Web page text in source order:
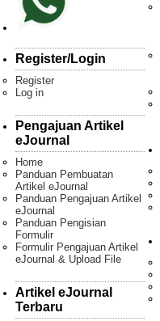
Register/Login
Register
Log in
Pengajuan Artikel
eJournal
Home
Panduan Pembuatan
Artikel eJournal
Panduan Pengajuan Artikel
eJournal
Panduan Pengisian
Formulir
Formulir Pengajuan Artikel
eJournal & Upload File
Artikel eJournal
Terbaru